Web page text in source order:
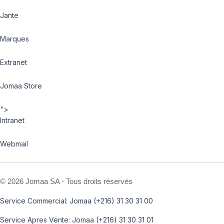
Jante
Marques
Extranet
Jomaa Store
">
Intranet
Webmail
© 2026 Jomaa SA - Tous droits réservés
Service Commercial: Jomaa (+216) 31 30 31 00
Service Apres Vente: Jomaa (+216) 31 30 31 01